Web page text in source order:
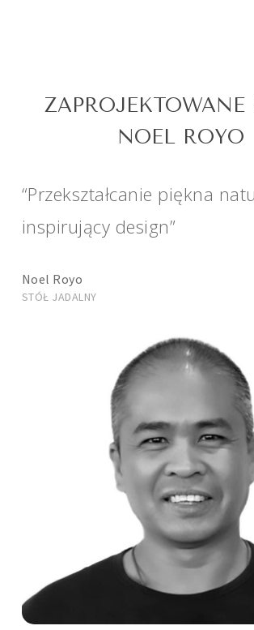
ZAPROJEKTOWANE
NOEL ROYO
“Przekształcanie piękna
inspirujący design”
Noel Royo
STÓŁ JADALNY